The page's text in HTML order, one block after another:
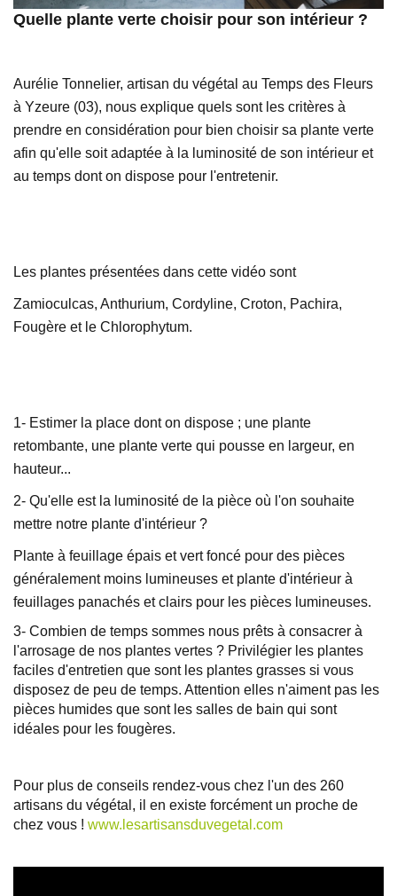
Quelle plante verte choisir pour son intérieur ?
Aurélie Tonnelier, artisan du végétal au Temps des Fleurs
à Yzeure (03), nous explique quels sont les critères à
prendre en considération pour bien choisir sa plante verte
afin qu'elle soit adaptée à la luminosité de son intérieur et
au temps dont on dispose pour l'entretenir.
Les plantes présentées dans cette vidéo sont
Zamioculcas, Anthurium, Cordyline, Croton, Pachira,
Fougère et le Chlorophytum.
1- Estimer la place dont on dispose ; une plante
retombante, une plante verte qui pousse en largeur, en
hauteur...
2- Qu'elle est la luminosité de la pièce où l'on souhaite
mettre notre plante d'intérieur ?
Plante à feuillage épais et vert foncé pour des pièces
généralement moins lumineuses et plante d'intérieur à
feuillages panachés et clairs pour les pièces lumineuses.
3- Combien de temps sommes nous prêts à consacrer à
l'arrosage de nos plantes vertes ? Privilégier les plantes
faciles d'entretien que sont les plantes grasses si vous
disposez de peu de temps. Attention elles n'aiment pas les
pièces humides que sont les salles de bain qui sont
idéales pour les fougères.
Pour plus de conseils rendez-vous chez l'un des 260
artisans du végétal, il en existe forcément un proche de
chez vous ! www.lesartisansduvegetal.com